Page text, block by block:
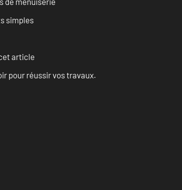
simples
article
pour réussir vos travaux.